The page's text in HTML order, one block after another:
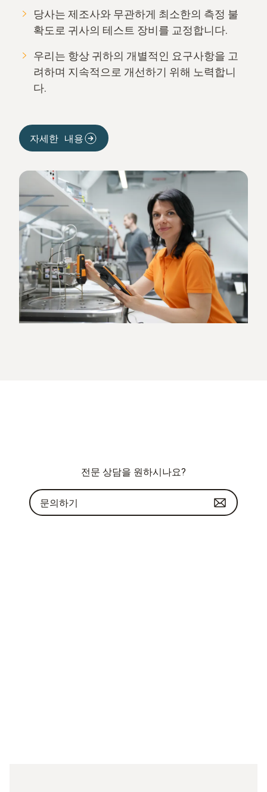
당사는 제조사와 무관하게 최소한의 측정 불
확도로 귀사의 테스트 장비를 교정합니다.
우리는 항상 귀하의 개별적인 요구사항을 고
려하며 지속적으로 개선하기 위해 노력합니
다.
자세한 내용
전문 상담을 원하시나요?
문의하기